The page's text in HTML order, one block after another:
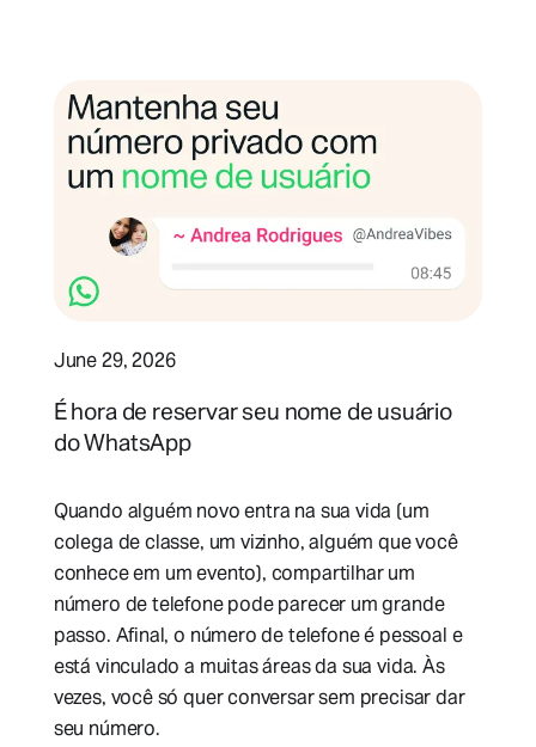
June 29, 2026
É hora de reservar seu nome de usuário
do WhatsApp
Quando alguém novo entra na sua vida (um
colega de classe, um vizinho, alguém que você
conhece em um evento), compartilhar um
número de telefone pode parecer um grande
passo. Afinal, o número de telefone é pessoal e
está vinculado a muitas áreas da sua vida. Às
vezes, você só quer conversar sem precisar dar
seu número.